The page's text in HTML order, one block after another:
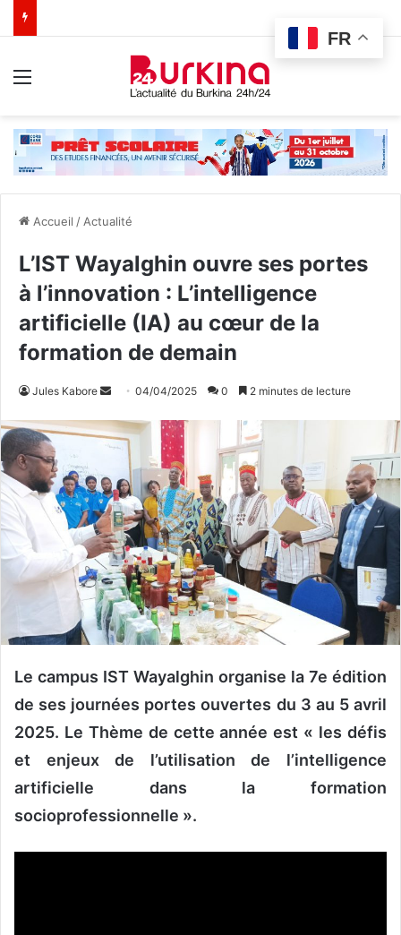
Accueil / Actualité
L’IST Wayalghin ouvre ses portes
à l’innovation : L’intelligence
artificielle (IA) au cœur de la
formation de demain
Jules Kabore
v
e
r
u
n
c
o
u
r
r
e
l
04/04/2025 0 2 minutes de lecture
Le campus IST Wayalghin organise la 7e édition
de ses journées portes ouvertes du 3 au 5 avril
2025. Le Thème de cette année est « les défis
et enjeux de l’utilisation de l’intelligence
artificielle dans la formation
socioprofessionnelle ».
FR